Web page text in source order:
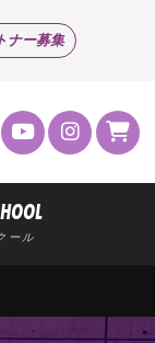
ナー募集
ール